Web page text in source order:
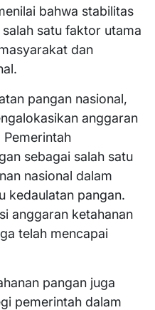
bahwa stabilitas
satu faktor utama
dan
pangan nasional,
anggaran
Pemerintah
sebagai salah satu
nasional dalam
kedaulatan pangan.
anggaran ketahanan
telah mencapai
pangan juga
pemerintah dalam